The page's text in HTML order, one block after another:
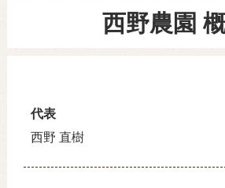
西野農園
代表
西野 直樹